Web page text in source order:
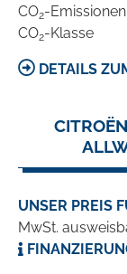
CO2-
CO2-Klasse
DETAILS
UNSER PREIS
MwSt.